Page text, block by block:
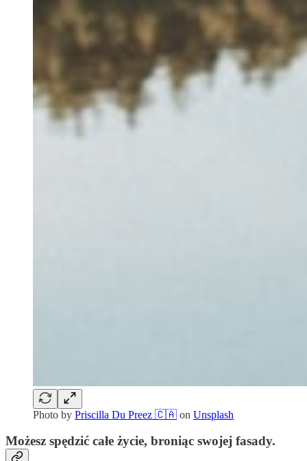
Photo by Priscilla Du Preez 🇨🇦 on Unsplash
Możesz spędzić całe życie, broniąc swojej fasady.